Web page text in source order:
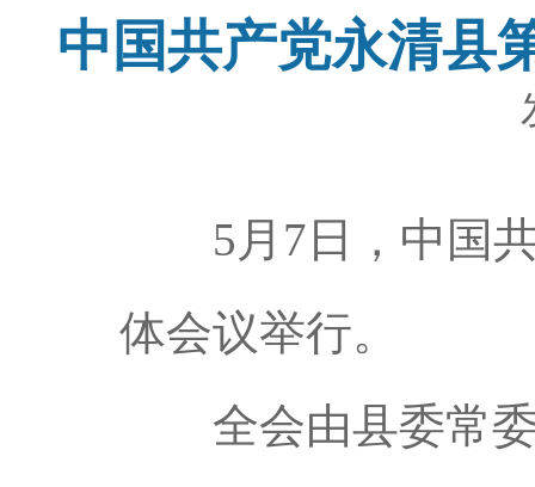
中国共产党永清县
5月7日，中国共
体会议举行。
全会由县委常委